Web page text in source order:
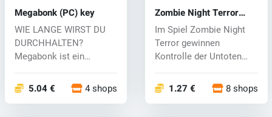
Megabonk (PC) key
WIE LANGE WIRST DU
DURCHHALTEN?
Megabonk ist ein
Überlebensspiel,...
5.04 € 4 shops
Zombie Night Terror
(PC) CD key
Im Spiel Zombie Night
Terror gewinnen
Kontrolle der Untoten
1.27 € 8 shops